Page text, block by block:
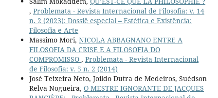
, Problemata - Revista Internacional de Filosofia: v. 14
n. 2 (2023): Dossiê especial – Estética e Existência:
Filosofia e Arte
Massimo Mori, NICOLA ABBAGNANO ENTRE A
FILOSOFIA DA CRISE E A FILOSOFIA DO
COMPROMISSO , Problemata - Revista Internacional
de Filosofia: v. 5 n. 2 (2014)
José Teixeira Neto, Joildo Dutra de Medeiros, Suédson
Relva Nogueira, O MESTRE IGNORANTE DE JACQUES